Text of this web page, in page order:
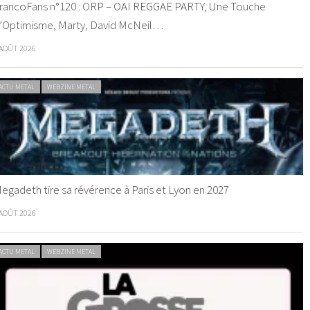
n°120 : ORP – OAI REGGAE PARTY, Une Touche
Marty, David McNeil…
2026
METAL WEBZINE METAL
tire sa révérence à Paris et Lyon en 2027
2026
METAL WEBZINE METAL